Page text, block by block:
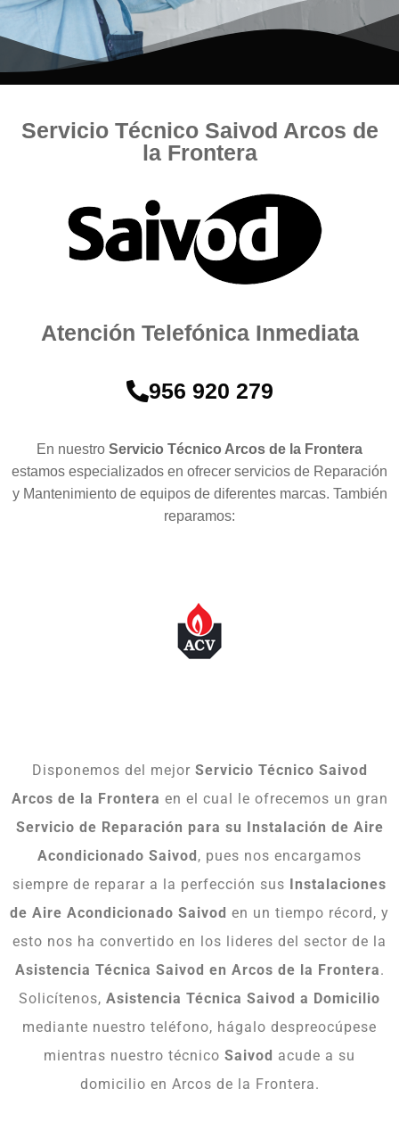
Servicio Técnico Saivod Arcos de
la Frontera
Atención Telefónica Inmediata
956 920 279
En nuestro Servicio Técnico Arcos de la Frontera
estamos especializados en ofrecer servicios de Reparación
y Mantenimiento de equipos de diferentes marcas. También
reparamos:
Disponemos del mejor Servicio Técnico Saivod
Arcos de la Frontera en el cual le ofrecemos un gran
Servicio de Reparación para su Instalación de Aire
Acondicionado Saivod, pues nos encargamos
siempre de reparar a la perfección sus Instalaciones
de Aire Acondicionado Saivod en un tiempo récord, y
esto nos ha convertido en los lideres del sector de la
Asistencia Técnica Saivod en Arcos de la Frontera.
Solicítenos, Asistencia Técnica Saivod a Domicilio
mediante nuestro teléfono, hágalo despreocúpese
mientras nuestro técnico Saivod acude a su
domicilio en Arcos de la Frontera.